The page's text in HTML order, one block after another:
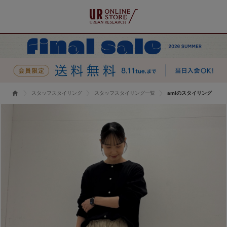
スタッフスタイリング スタッフスタイリング一覧 amiのスタイリング